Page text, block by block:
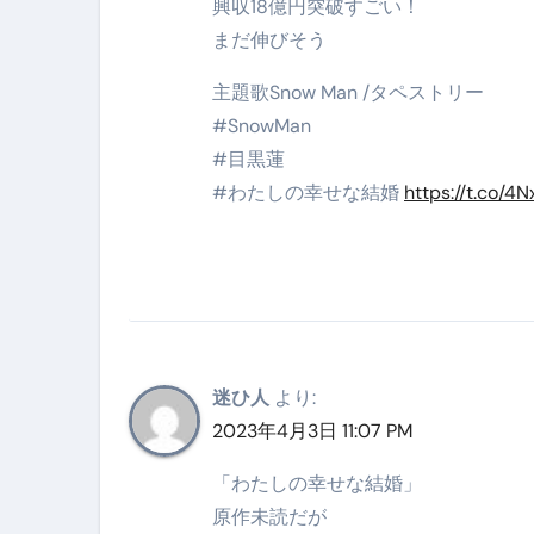
スイーツ完全ガイド ― 人生を
興収18億円突破すごい！
まだ伸びそう
主題歌Snow Man /タペストリー
#SnowMan
#目黒蓮
#わたしの幸せな結婚 https://t.co/
迷ひ人 より:
2023年4月3日 11:07 PM
「わたしの幸せな結婚」
原作未読だが